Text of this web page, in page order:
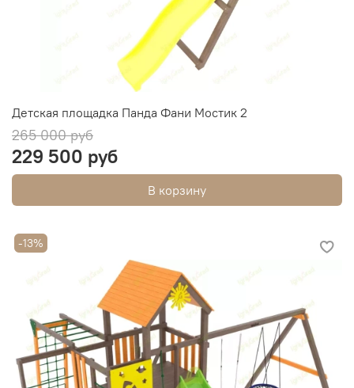
Детская площадка Панда Фани Мостик 2
265 000 руб
229 500 руб
В корзину
-13%